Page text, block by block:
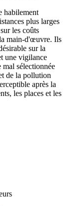
habilement
plus larges
les coûts
main-d'œuvre. Ils
sur la
une vigilance
sélectionnée
de la pollution
après la
les places et les